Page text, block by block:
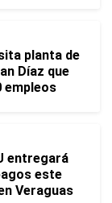
planta de
Díaz que
empleos
entregará
este
Veraguas